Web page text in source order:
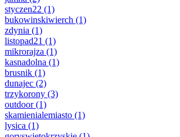
styczen22 (1)
bukowinskiwierch (1)
zdynia (1)
listopad21 (1)
mikrorajza (1)
kasnadolna (1)
brusnik (1)
dunajec (2)
trzykorony (3)
outdoor(1)
skamienialemiasto (1)
lysica (1)